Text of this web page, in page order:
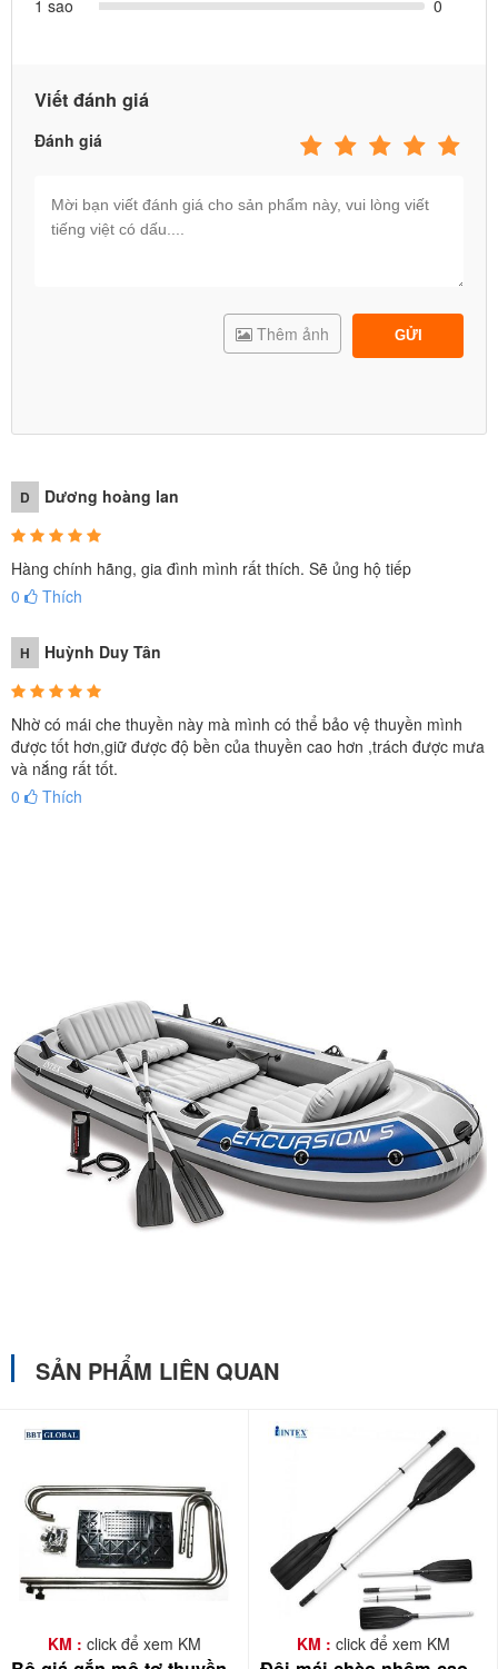
1 sao 0
Viết đánh giá
Đánh giá
GỬI
Thêm ảnh
D Dương hoàng lan
Hàng chính hãng, gia đình mình rất thích. Sẽ ủng hộ tiếp
0
Thích
H Huỳnh Duy Tân
Nhờ có mái che thuyền này mà mình có thể bảo vệ thuyền mình
được tốt hơn,giữ được độ bền của thuyền cao hơn ,trách được mưa
và nắng rất tốt.
0
Thích
SẢN PHẨM LIÊN QUAN
KM : click để xem KM KM : click để xem KM